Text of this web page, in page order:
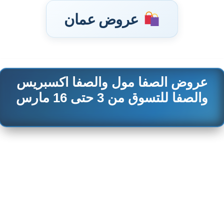
عروض عمان
تخطى
المحتوى
عروض الصفا مول والصفا اكسبريس
والصفا للتسوق من 3 حتى 16 مارس